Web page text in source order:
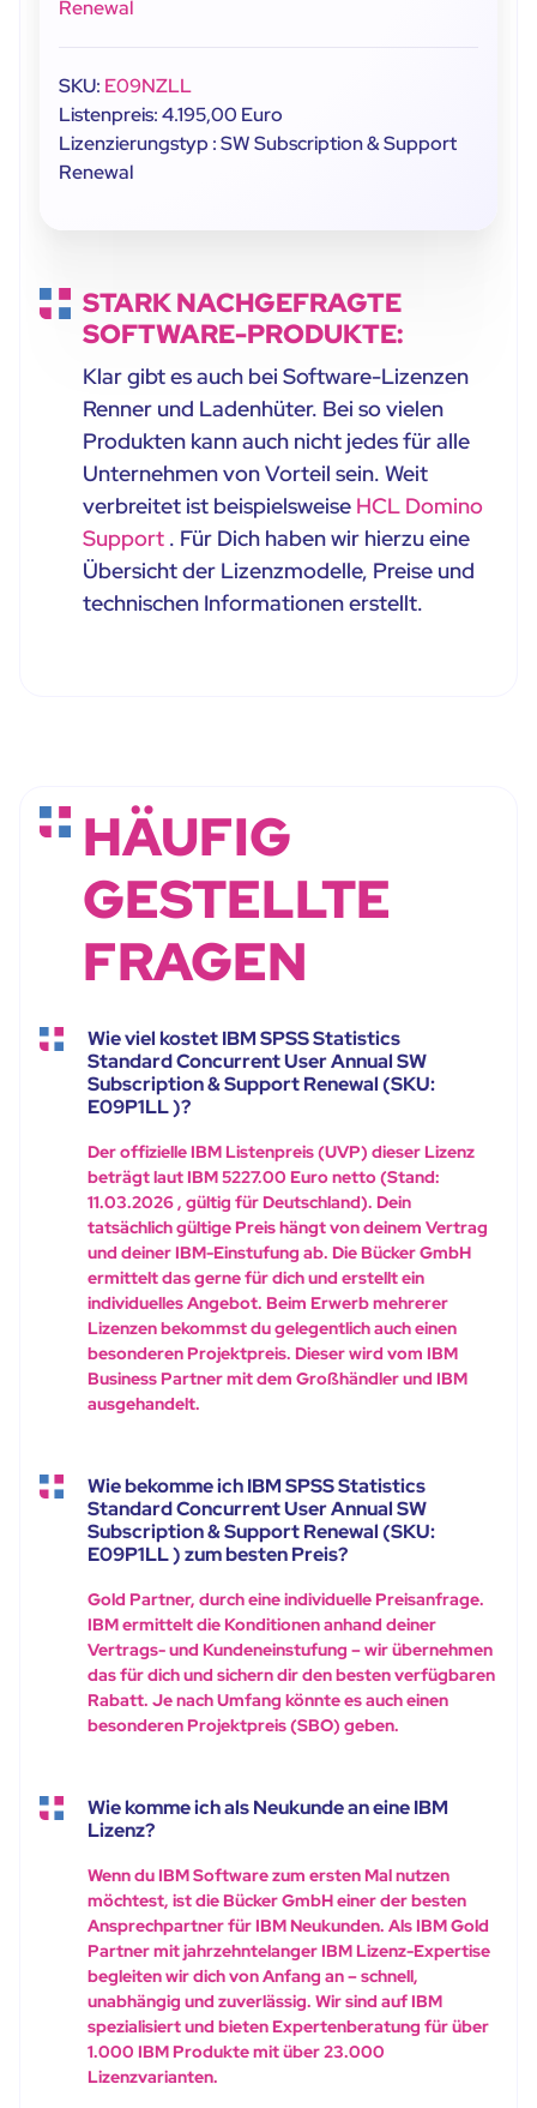
Renewal
SKU: E09NZLL
Listenpreis: 4.195,00 Euro
Lizenzierungstyp : SW Subscription & Support
Renewal
STARK NACHGEFRAGTE
SOFTWARE-PRODUKTE:
Klar gibt es auch bei Software-Lizenzen
Renner und Ladenhüter. Bei so vielen
Produkten kann auch nicht jedes für alle
Unternehmen von Vorteil sein. Weit
verbreitet ist beispielsweise HCL Domino
Support . Für Dich haben wir hierzu eine
Übersicht der Lizenzmodelle, Preise und
technischen Informationen erstellt.
HÄUFIG
GESTELLTE
FRAGEN
Wie viel kostet IBM SPSS Statistics
Standard Concurrent User Annual SW
Subscription & Support Renewal (SKU:
E09P1LL )?
Der offizielle IBM Listenpreis (UVP) dieser Lizenz
beträgt laut IBM 5227.00 Euro netto (Stand:
11.03.2026 , gültig für Deutschland). Dein
tatsächlich gültige Preis hängt von deinem Vertrag
und deiner IBM-Einstufung ab. Die Bücker GmbH
ermittelt das gerne für dich und erstellt ein
individuelles Angebot. Beim Erwerb mehrerer
Lizenzen bekommst du gelegentlich auch einen
besonderen Projektpreis. Dieser wird vom IBM
Business Partner mit dem Großhändler und IBM
ausgehandelt.
Wie bekomme ich IBM SPSS Statistics
Standard Concurrent User Annual SW
Subscription & Support Renewal (SKU:
E09P1LL ) zum besten Preis?
Gold Partner, durch eine individuelle Preisanfrage.
IBM ermittelt die Konditionen anhand deiner
Vertrags- und Kundeneinstufung – wir übernehmen
das für dich und sichern dir den besten verfügbaren
Rabatt. Je nach Umfang könnte es auch einen
besonderen Projektpreis (SBO) geben.
Wie komme ich als Neukunde an eine IBM
Lizenz?
Wenn du IBM Software zum ersten Mal nutzen
möchtest, ist die Bücker GmbH einer der besten
Ansprechpartner für IBM Neukunden. Als IBM Gold
Partner mit jahrzehntelanger IBM Lizenz-Expertise
begleiten wir dich von Anfang an – schnell,
unabhängig und zuverlässig. Wir sind auf IBM
spezialisiert und bieten Expertenberatung für über
1.000 IBM Produkte mit über 23.000
Lizenzvarianten.